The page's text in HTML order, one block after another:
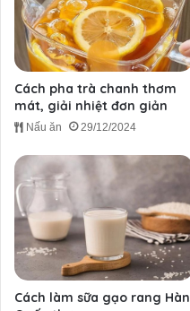
Cách pha trà chanh thơm
mát, giải nhiệt đơn giản
Nấu ăn 29/12/2024
Cách làm sữa gạo rang Hàn